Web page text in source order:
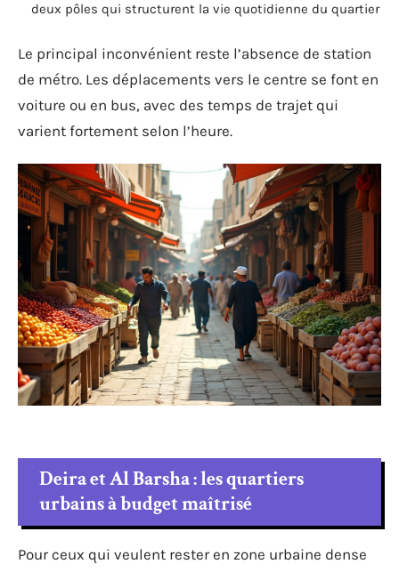
deux pôles qui structurent la vie quotidienne du quartier
Le principal inconvénient reste l’absence de station
de métro. Les déplacements vers le centre se font en
voiture ou en bus, avec des temps de trajet qui
varient fortement selon l’heure.
Deira et Al Barsha : les quartiers
urbains à budget maîtrisé
Pour ceux qui veulent rester en zone urbaine dense